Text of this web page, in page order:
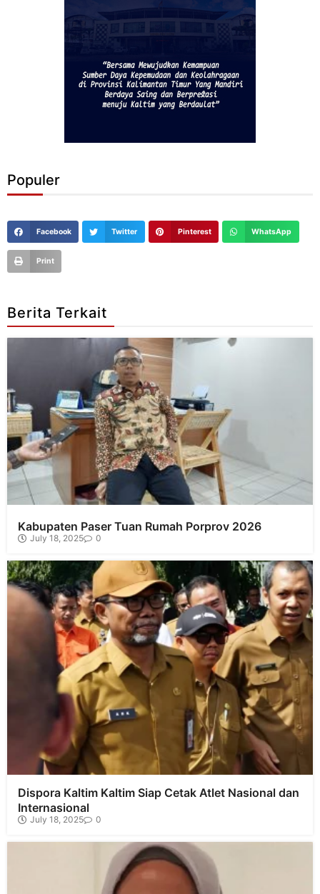
Populer
Facebook Twitter Pinterest WhatsApp
Print
Berita Terkait
Kabupaten Paser Tuan Rumah Porprov 2026
July 18, 2025 0
Dispora Kaltim Kaltim Siap Cetak Atlet Nasional dan
Internasional
July 18, 2025 0